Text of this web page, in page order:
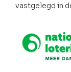
vastgelegd in
Nationale